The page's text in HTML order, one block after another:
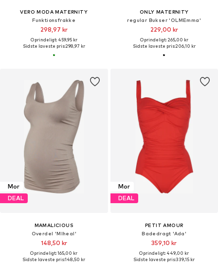
VERO MODA MATERNITY
Funktionsfrakke
298,97 kr
Oprindeligt: 459,95 kr
Sidste laveste pris:298,97 kr
ONLY MATERNITY
regular Bukser 'OLMEmma'
229,00 kr
Oprindeligt: 265,00 kr
Sidste laveste pris:206,10 kr
Mor
DEAL
MAMALICIOUS
Overdel 'Mlheal'
148,50 kr
Oprindeligt: 165,00 kr
Sidste laveste pris:148,50 kr
Mor
DEAL
PETIT AMOUR
Badedragt 'Ada'
359,10 kr
Oprindeligt: 449,00 kr
Sidste laveste pris:339,15 kr